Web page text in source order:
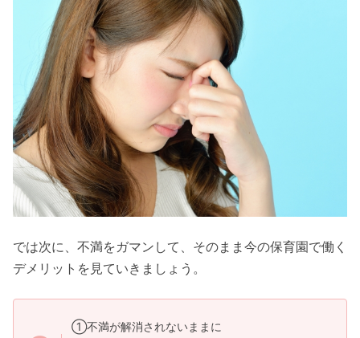
では次に、不満をガマンして、そのまま今の保育園で働く
デメリットを見ていきましょう。
①不満が解消されないままに